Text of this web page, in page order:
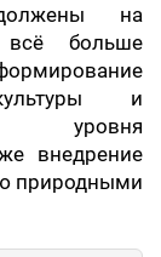
на
всё больше
и
уровня
внедрение
природными